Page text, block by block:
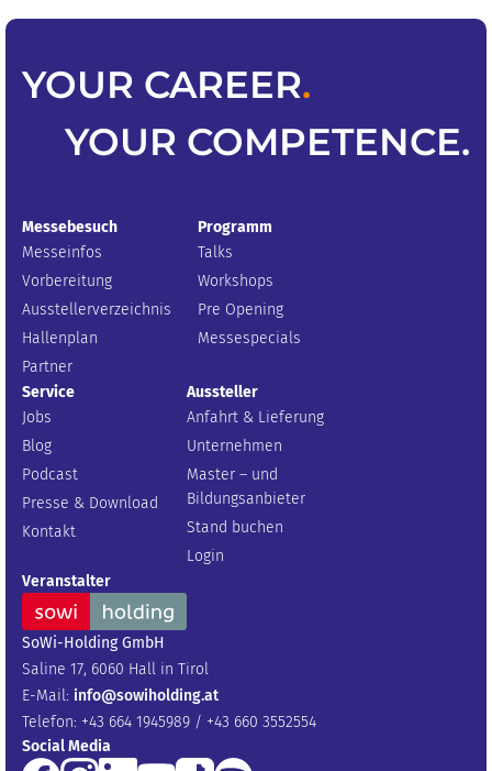
YOUR CAREER.
YOUR COMPETENCE.
Messebesuch
Messeinfos
Vorbereitung
Ausstellerverzeichnis
Hallenplan
Partner
Programm
Talks
Workshops
Pre Opening
Messespecials
Service
Jobs
Blog
Podcast
Presse & Download
Kontakt
Aussteller
Anfahrt & Lieferung
Unternehmen
Master – und
Bildungsanbieter
Stand buchen
Login
Veranstalter
SoWi-Holding GmbH
Saline 17, 6060 Hall in Tirol
E-Mail: info@sowiholding.at
Telefon: +43 664 1945989 / +43 660 3552554
Social Media